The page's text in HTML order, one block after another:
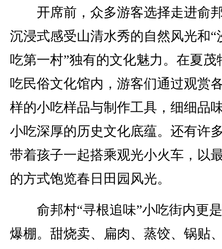
开席前，众多游客选择走进俞
沉浸式感受山清水秀的自然风光和“
吃第一村”独有的文化魅力。在夏茂
吃民俗文化馆内，游客们通过观赏
样的小吃样品与制作工具，细细品
小吃深厚的历史文化底蕴。还有许
带着孩子一起搭乘观光小火车，以
的方式饱览春日田园风光。
俞邦村“寻根追味”小吃街内更
爆棚。甜烧卖、扁肉、蒸饺、锅贴